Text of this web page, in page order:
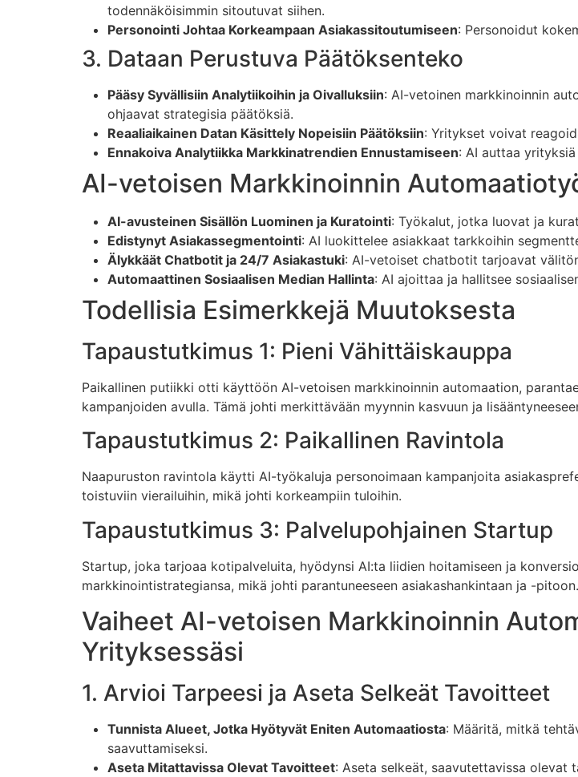
todennäköisimmin sitoutuvat siihen.
Personointi Johtaa Korkeampaan Asiakassitoutumiseen: Personoidut
3. Dataan Perustuva Päätöksenteko
Pääsy Syvällisiin Analytiikoihin ja Oivalluksiin: AI-vetoinen markkinoinnin
ohjaavat strategisia päätöksiä.
Reaaliaikainen Datan Käsittely Nopeisiin Päätöksiin: Yritykset voivat
Ennakoiva Analytiikka Markkinatrendien Ennustamiseen: AI auttaa
AI-vetoisen Markkinoinnin
AI-avusteinen Sisällön Luominen ja Kuratointi: Työkalut, jotka luovat ja
Edistynyt Asiakassegmentointi: AI luokittelee asiakkaat tarkkoihin
Älykkäät Chatbotit ja 24/7 Asiakastuki: AI-vetoiset chatbotit tarjoavat
Automaattinen Sosiaalisen Median Hallinta: AI ajoittaa ja hallitsee
Todellisia Esimerkkejä Muutoksesta
Tapaustutkimus 1: Pieni Vähittäiskauppa
Paikallinen putiikki otti käyttöön AI-vetoisen markkinoinnin automaation,
kampanjoiden avulla. Tämä johti merkittävään myynnin kasvuun ja
Tapaustutkimus 2: Paikallinen Ravintola
Naapuruston ravintola käytti AI-työkaluja personoimaan kampanjoita
toistuviin vierailuihin, mikä johti korkeampiin tuloihin.
Tapaustutkimus 3: Palvelupohjainen Startup
Startup, joka tarjoaa kotipalveluita, hyödynsi AI:ta liidien hoitamiseen ja
markkinointistrategiansa, mikä johti parantuneeseen asiakashankintaan ja -pitoon.
Vaiheet AI-vetoisen Markkinoinnin
Yrityksessäsi
1. Arvioi Tarpeesi ja Aseta Selkeät Tavoitteet
Tunnista Alueet, Jotka Hyötyvät Eniten Automaatiosta: Määritä, mitkä
saavuttamiseksi.
Aseta Mitattavissa Olevat Tavoitteet: Aseta selkeät, saavutettavissa olevat